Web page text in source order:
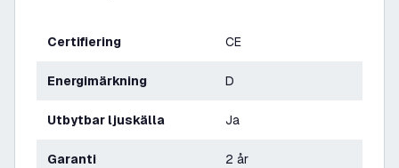
Certifiering CE
Energimärkning D
Utbytbar ljuskälla Ja
Garanti 2 år